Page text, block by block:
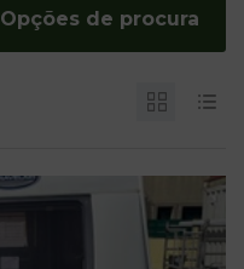
Opções de procura